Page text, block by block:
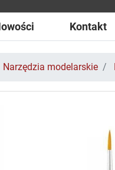
Kontakt
Narzędzia modelarskie